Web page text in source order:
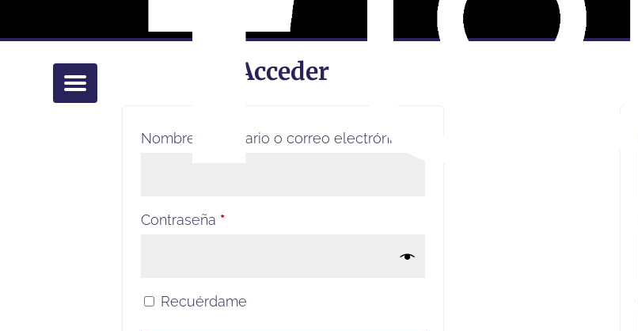
Acceder
Nombre de usuario o correo electrónico
Contraseña *Obligatorio
Recuérdame